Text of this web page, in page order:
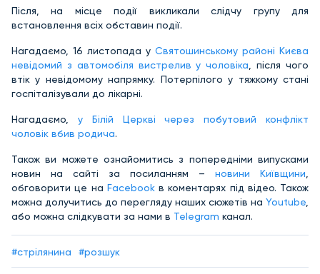
Після, на місце події викликали слідчу групу для
встановлення всіх обставин події.
Нагадаємо, 16 листопада у Святошинському районі Києва
невідомий з автомобіля вистрелив у чоловіка , після чого
втік у невідомому напрямку. Потерпілого у тяжкому стані
госпіталізували до лікарні.
Нагадаємо, у Білій Церкві через побутовий конфлікт
чоловік вбив родича.
Також ви можете ознайомитись з попередніми випусками
новин на сайті за посиланням – новини Київщини
обговорити це на Facebookв коментарях під відео. Також
можна долучитись до перегляду наших сюжетів на Youtube
або можна слідкувати за нами в Telegram канал.
#стрілянина #розшук